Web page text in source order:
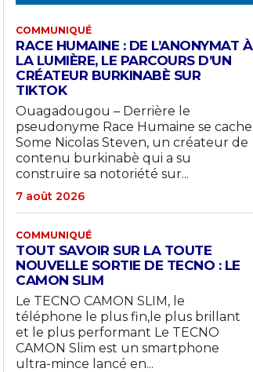
COMMUNIQUÉ
RACE HUMAINE : DE L’ANONYMAT À
LA LUMIÈRE, LE PARCOURS D’UN
CRÉATEUR BURKINABÈ SUR
TIKTOK
Ouagadougou – Derrière le
pseudonyme Race Humaine se cache
Some Nicolas Steven, un créateur de
contenu burkinabè qui a su
construire sa notoriété sur...
7 août 2026
COMMUNIQUÉ
TOUT SAVOIR SUR LA TOUTE
NOUVELLE SORTIE DE TECNO : LE
CAMON SLIM
Le TECNO CAMON SLIM, le
téléphone le plus fin,le plus brillant
et le plus performant Le TECNO
CAMON Slim est un smartphone
ultra-mince lancé en...